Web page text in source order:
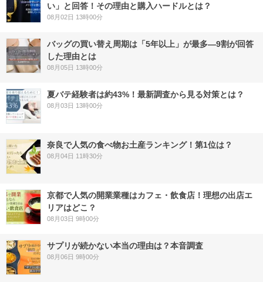
い」と回答！その理由と購入ハードルとは？
08月02日 13時00分
バッグの買い替え周期は「5年以上」が最多―9割が回答
した理由とは
08月05日 13時00分
夏バテ経験者は約43%！最新調査から見る対策とは？
08月03日 13時00分
奈良で人気の食べ物お土産ランキング！第1位は？
08月04日 11時30分
京都で人気の開業業種はカフェ・飲食店！理想の出店エ
リアはどこ？
08月03日 9時00分
サプリが続かない本当の理由は？本音調査
08月06日 9時00分